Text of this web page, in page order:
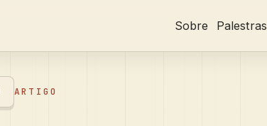
Sobre Palestras
ARTIGO